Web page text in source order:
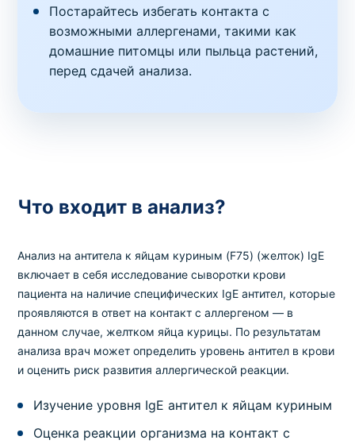
Постарайтесь избегать контакта с
возможными аллергенами, такими как
домашние питомцы или пыльца растений,
перед сдачей анализа.
Что входит в анализ?
Анализ на антитела к яйцам куриным (F75) (желток) IgE
включает в себя исследование сыворотки крови
пациента на наличие специфических IgE антител, которые
проявляются в ответ на контакт с аллергеном — в
данном случае, желтком яйца курицы. По результатам
анализа врач может определить уровень антител в крови
и оценить риск развития аллергической реакции.
Изучение уровня IgE антител к яйцам куриным
Оценка реакции организма на контакт с